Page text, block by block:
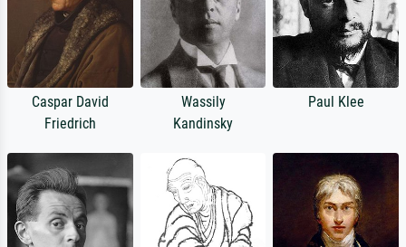
Caspar David
Friedrich
Wassily
Kandinsky
Paul Klee